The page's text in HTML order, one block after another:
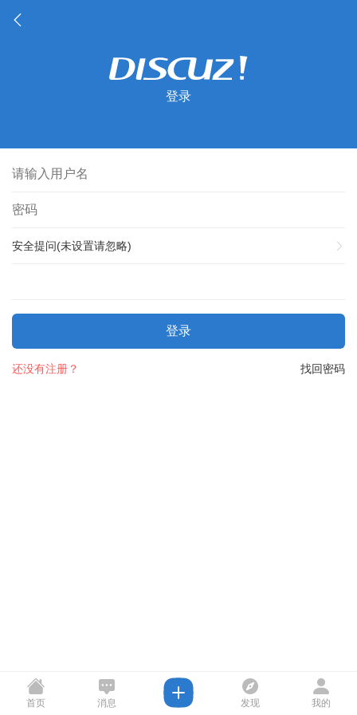
登录
安全提问(未设置请忽略)
登录
找回密码
还没有注册？
首页 消息 发现 我的